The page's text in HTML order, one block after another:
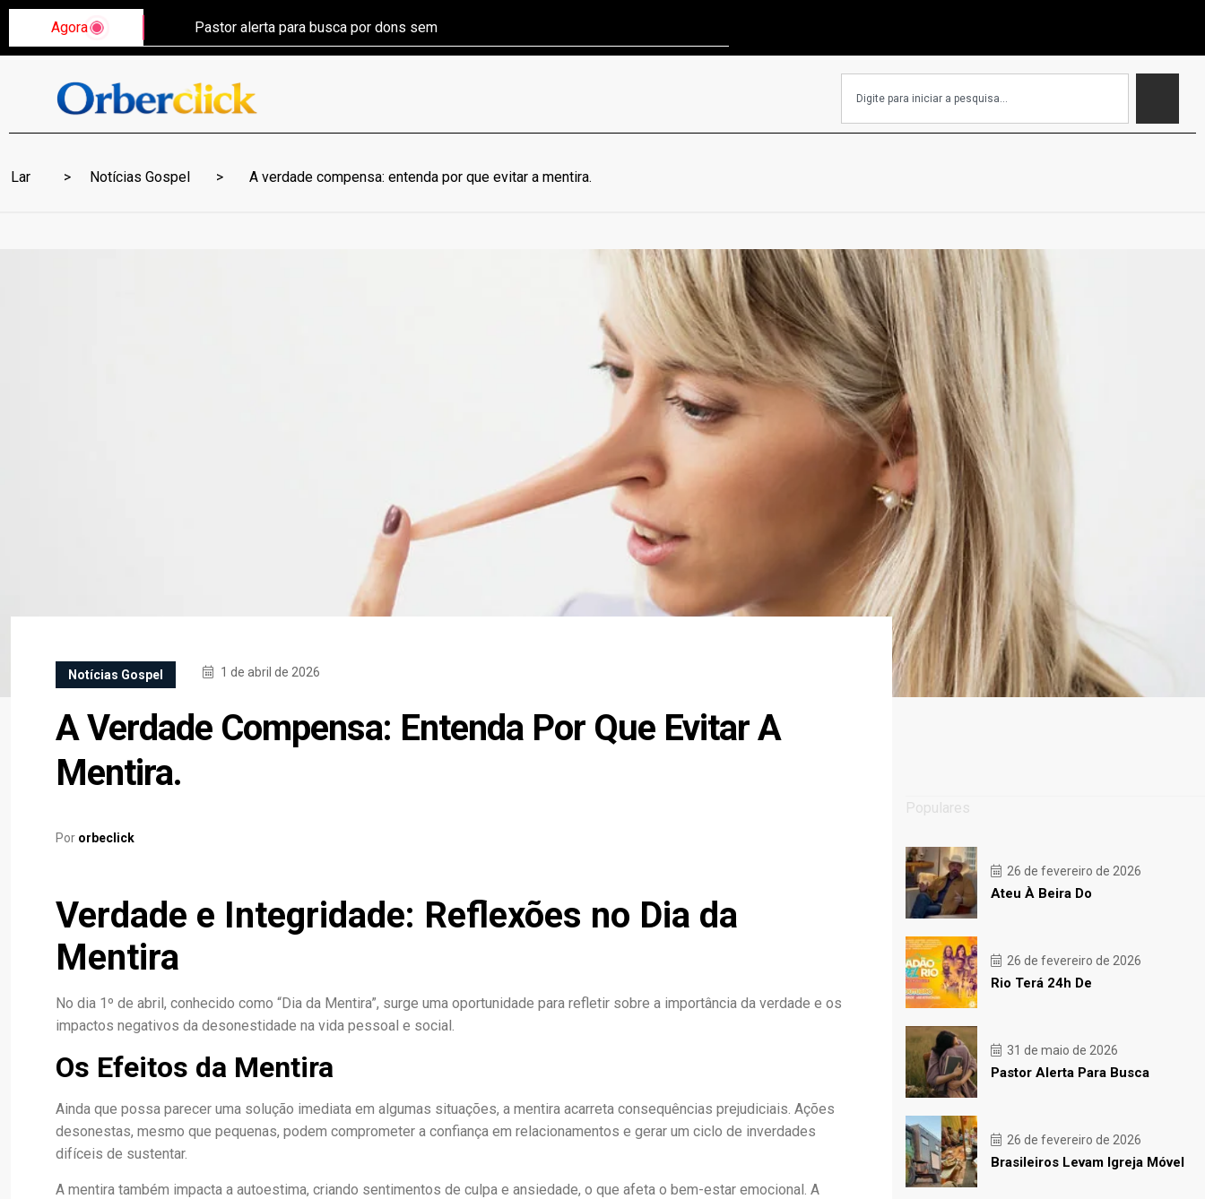
Agora Pastor alerta para busca por dons sem
Lar Notícias Gospel A verdade compensa: entenda por que evitar a mentira.
Notícias Gospel 1 de abril de 2026
A Verdade Compensa: Entenda Por Que Evitar A
Mentira.
Por orbeclick
Verdade e Integridade: Reflexões no Dia da
Mentira
No dia 1º de abril, conhecido como “Dia da Mentira”, surge uma oportunidade para refletir sobre a importância da verdade e os
impactos negativos da desonestidade na vida pessoal e social.
Os Efeitos da Mentira
Ainda que possa parecer uma solução imediata em algumas situações, a mentira acarreta consequências prejudiciais. Ações
desonestas, mesmo que pequenas, podem comprometer a confiança em relacionamentos e gerar um ciclo de inverdades
difíceis de sustentar.
A mentira também impacta a autoestima, criando sentimentos de culpa e ansiedade, o que afeta o bem-estar emocional. A
Populares
26 de fevereiro de 2026
Ateu À Beira Do
26 de fevereiro de 2026
Rio Terá 24h De
31 de maio de 2026
Pastor Alerta Para Busca
26 de fevereiro de 2026
Brasileiros Levam Igreja Móvel